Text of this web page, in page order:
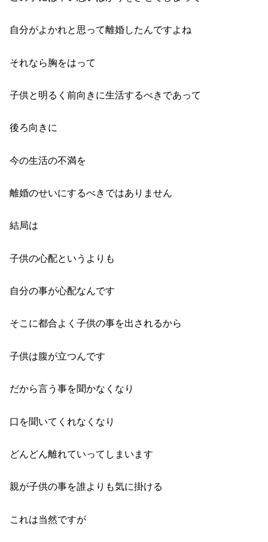
自分がよかれと思って離婚したんですよね
それなら胸をはって
子供と明るく前向きに生活するべきであって
後ろ向きに
今の生活の不満を
離婚のせいにするべきではありません
結局は
子供の心配というよりも
自分の事が心配なんです
そこに都合よく子供の事を出されるから
子供は腹が立つんです
だから言う事を聞かなくなり
口を聞いてくれなくなり
どんどん離れていってしまいます
親が子供の事を誰よりも気に掛ける
これは当然ですが